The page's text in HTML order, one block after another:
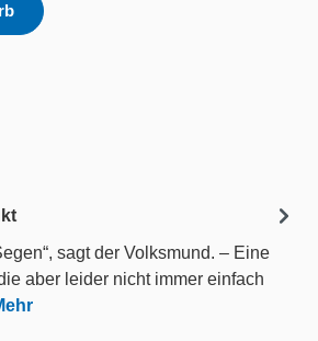
sagt der Volksmund. – Eine
aber leider nicht immer einfach